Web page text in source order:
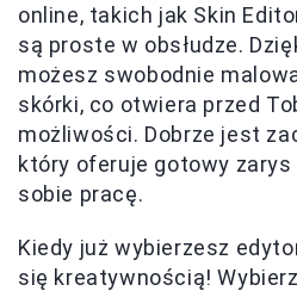
online, takich jak Skin
są proste w obsłudze.
możesz swobodnie
skórki, co otwiera przed
możliwości. Dobrze jest
który oferuje gotowy zarys
sobie pracę.
Kiedy już wybierzesz
się kreatywnością! Wybierz